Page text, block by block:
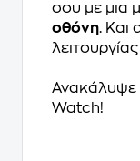
σου με μια
οθόνη. Και
Ανακάλυψε
Watch!